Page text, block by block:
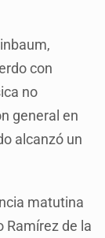
con
no
general en
alcanzó un
matutina
Ramírez de la